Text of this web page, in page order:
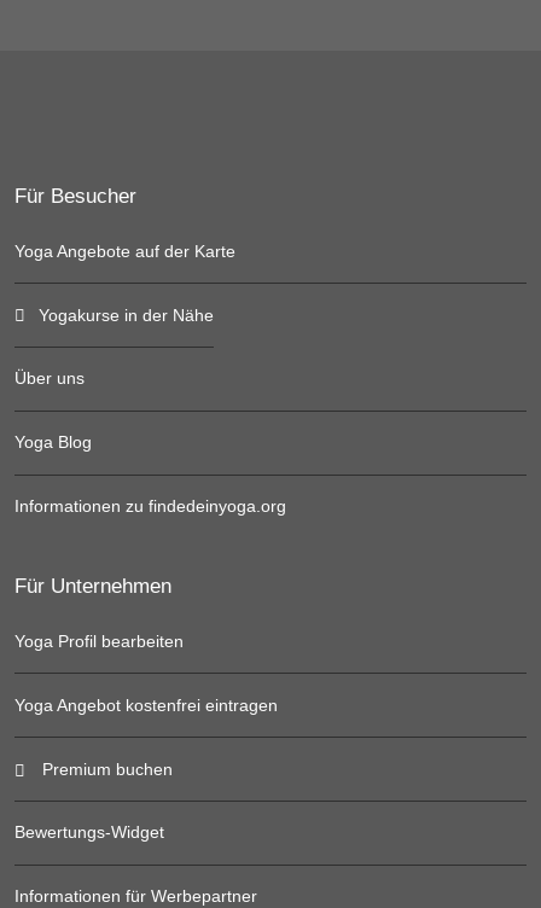
Für Besucher
Yoga Angebote auf der Karte
Yogakurse in der Nähe
Über uns
Yoga Blog
Informationen zu findedeinyoga.org
Für Unternehmen
Yoga Profil bearbeiten
Yoga Angebot kostenfrei eintragen
Premium buchen
Bewertungs-Widget
Informationen für Werbepartner